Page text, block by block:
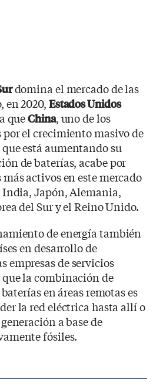
domina el mercado de las
en 2020, Estados Unidos
queChina, uno de los
el crecimiento masivo de
está aumentando su
de baterías, acabe por
activos en este mercado
India, Japón, Alemania,
del Sur y el Reino Unido.
de energía también
en desarrollo de
empresas de servicios
la combinación de
en áreas remotas es
la red eléctrica hasta allí o
a base de
fósiles.